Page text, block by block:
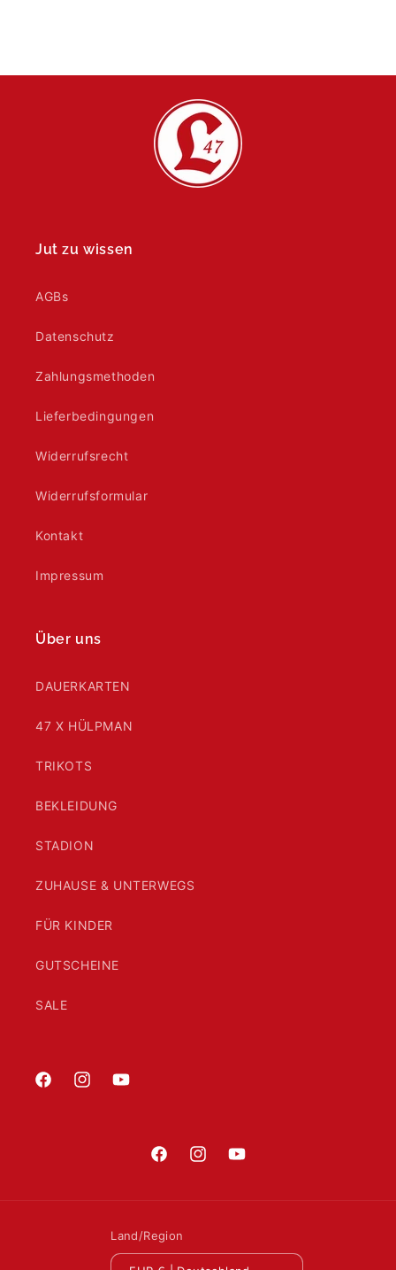
Jut zu wissen
AGBs
Datenschutz
Zahlungsmethoden
Lieferbedingungen
Widerrufsrecht
Widerrufsformular
Kontakt
Impressum
Über uns
DAUERKARTEN
47 X HÜLPMAN
TRIKOTS
BEKLEIDUNG
STADION
ZUHAUSE & UNTERWEGS
FÜR KINDER
GUTSCHEINE
SALE
FacebookInstagramYouTube
FacebookInstagramYouTube
Land/Region